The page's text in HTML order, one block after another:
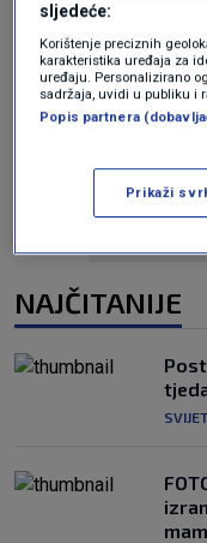
NAJČITANIJE
SVIJET
sljedeće:
Korištenje preciznih
karakteristika uređaja za
uređaju. Personalizirano
sadržaja, uvidi u publiku i
Popis partnera
Prikaži